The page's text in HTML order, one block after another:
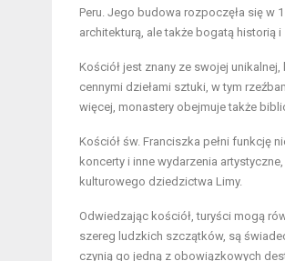
Peru. Jego budowa rozpoczęła się w
architekturą, ale także bogatą historią i
Kościół jest znany ze swojej
cennymi dziełami sztuki, w tym
więcej, monastery obejmuje także
Kościół św. Franciszka pełni funkcję
koncerty i inne wydarzenia
kulturowego dziedzictwa Limy.
Odwiedzając kościół, turyści mogą
szereg ludzkich szczątków, są
czynią go jedną z obowiązkowych